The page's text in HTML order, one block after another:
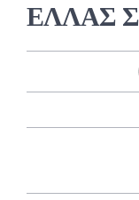
ΕΛΛΑΣ